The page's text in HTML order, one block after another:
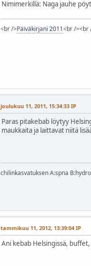
Nimimerkillä: Naga jauhe
<br />Päiväkirjani 2011<br /><br
joulukuu 11, 2011, 15:34:33 IP
Paras pitakebab löytyy
maukkaita ja laittavat niitä
chilinkasvatuksen A:spna
tammikuu 11, 2012, 13:39:04 IP
Ani kebab Helsingissä,